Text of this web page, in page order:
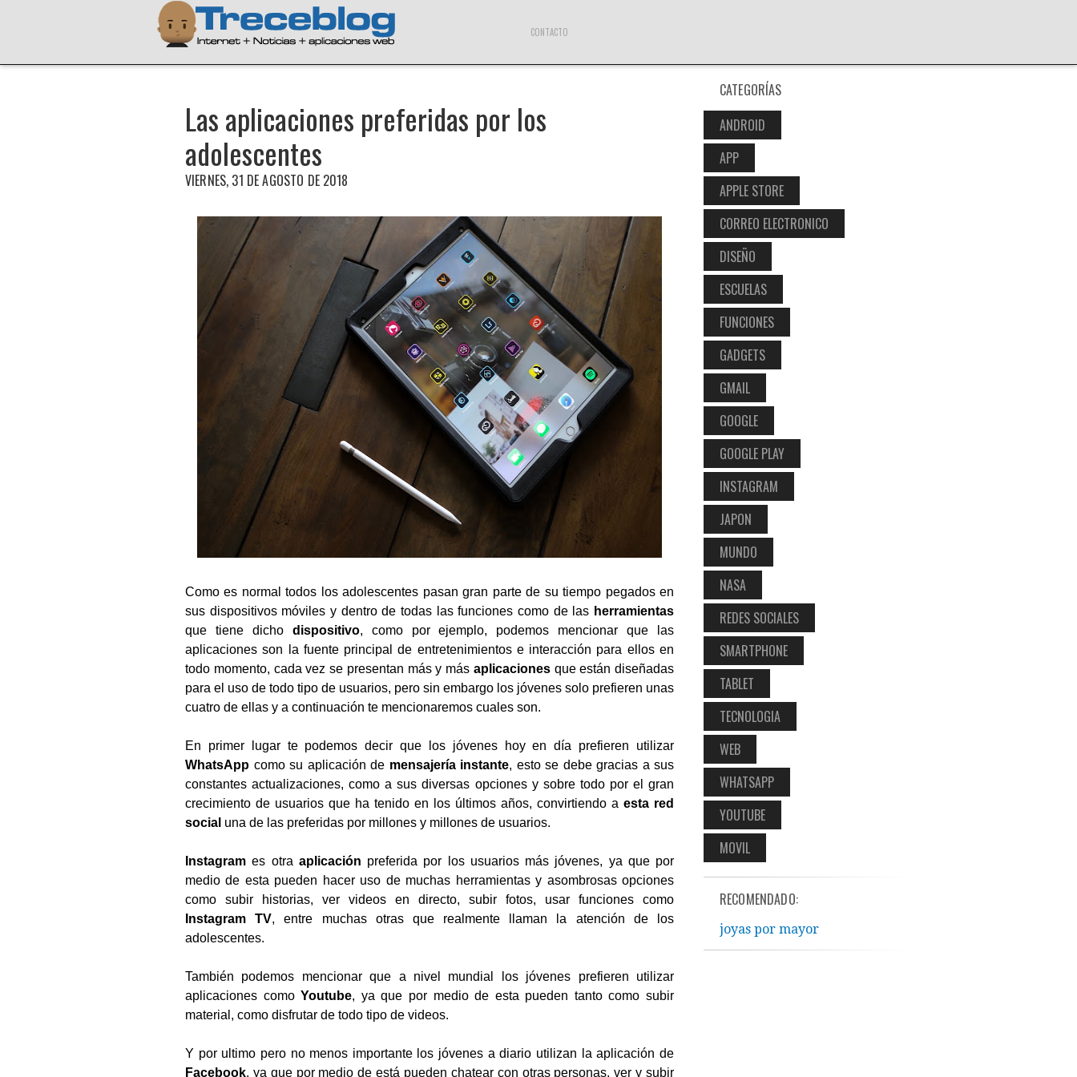
CONTACTO
Las aplicaciones preferidas por los
adolescentes
VIERNES, 31 DE AGOSTO DE 2018
Como es normal todos los adolescentes pasan gran parte de su tiempo pegados en
sus dispositivos móviles y dentro de todas las funciones como de las herramientas
que tiene dicho dispositivo, como por ejemplo, podemos mencionar que las
aplicaciones son la fuente principal de entretenimientos e interacción para ellos en
todo momento, cada vez se presentan más y más aplicacionesque están diseñadas
para el uso de todo tipo de usuarios, pero sin embargo los jóvenes solo prefieren unas
cuatro de ellas y a continuación te mencionaremos cuales son.
En primer lugar te podemos decir que los jóvenes hoy en día prefieren utilizar
WhatsApp como su aplicación de mensajería instante, esto se debe gracias a sus
constantes actualizaciones, como a sus diversas opciones y sobre todo por el gran
crecimiento de usuarios que ha tenido en los últimos años, convirtiendo a esta red
social una de las preferidas por millones y millones de usuarios.
Instagram es otra aplicación preferida por los usuarios más jóvenes, ya que por
medio de esta pueden hacer uso de muchas herramientas y asombrosas opciones
como subir historias, ver videos en directo, subir fotos, usar funciones como
Instagram TV, entre muchas otras que realmente llaman la atención de los
adolescentes.
También podemos mencionar que a nivel mundial los jóvenes prefieren utilizar
aplicaciones comoYoutube, ya que por medio de esta pueden tanto como subir
material, como disfrutar de todo tipo de videos.
Y por ultimo pero no menos importante los jóvenes a diario utilizan la aplicación de
Facebook, ya que por medio de está pueden chatear con otras personas, ver y subir
CATEGORÍAS
ANDROID
APP
APPLE STORE
CORREO ELECTRONICO
DISEÑO
ESCUELAS
FUNCIONES
GADGETS
GMAIL
GOOGLE
GOOGLE PLAY
INSTAGRAM
JAPON
MUNDO
NASA
REDES SOCIALES
SMARTPHONE
TABLET
TECNOLOGIA
WEB
WHATSAPP
YOUTUBE
MOVIL
RECOMENDADO:
joyas por mayor